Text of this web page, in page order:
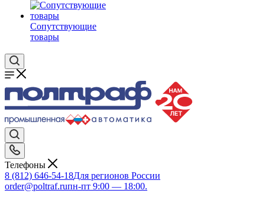
Сопутствующие
товары
Телефоны
8 (812) 646-54-18Для регионов России
order@poltraf.ruпн-пт 9:00 — 18:00.